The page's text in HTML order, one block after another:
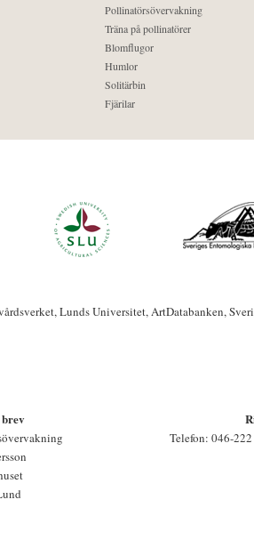
Pollinatörsövervakning
Träna på pollinatörer
Blomflugor
Humlor
Solitärbin
Fjärilar
Lunds Universitet, ArtDatabanken,
Telefon: 046-